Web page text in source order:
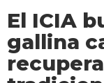
El ICIA
gallina